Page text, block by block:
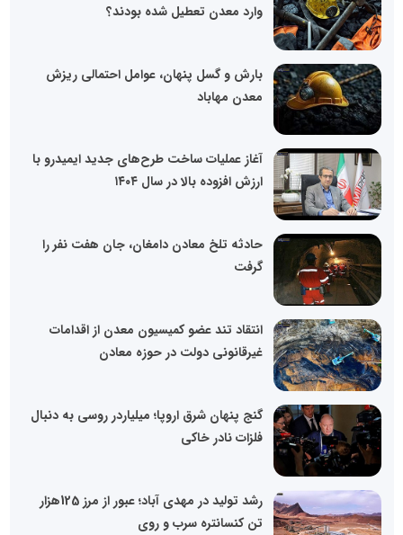
وارد معدن تعطیل شده بودند؟
بارش و گسل پنهان، عوامل احتمالی ریزش
معدن مهاباد
آغاز عملیات ساخت طرح‌های جدید ایمیدرو با
ارزش افزوده بالا در سال ۱۴۰۴
حادثه تلخ معادن دامغان، جان هفت نفر را
گرفت
انتقاد تند عضو کمیسیون معدن از اقدامات
غیرقانونی دولت در حوزه معادن
گنج پنهان شرق اروپا؛ میلیاردر روسی به دنبال
فلزات نادر خاکی
رشد تولید در مهدی آباد؛ عبور از مرز 125هزار
تن کنسانتره سرب و روی